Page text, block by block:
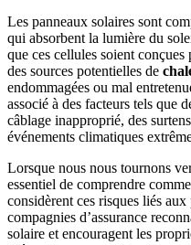
Les panneaux solaires sont
qui absorbent la lumière du
que ces cellules soient
des sources potentielles de
endommagées ou mal
associé à des facteurs tels que
câblage inapproprié, des
événements climatiques
Lorsque nous nous tournons
essentiel de comprendre
considèrent ces risques liés
compagnies d’assurance
solaire et encouragent les